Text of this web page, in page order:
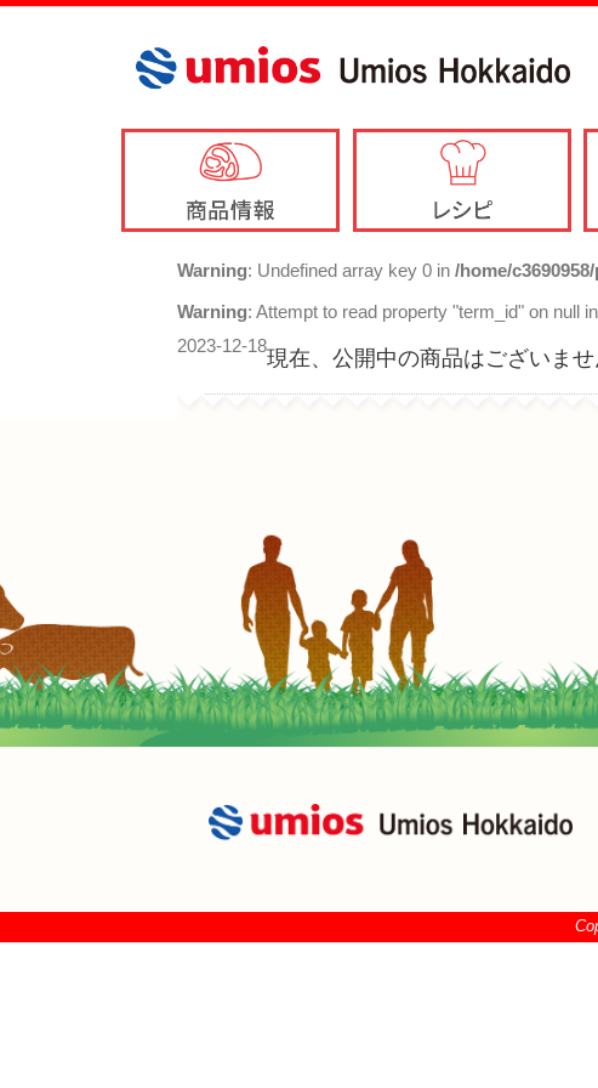
Warning: Undefined array key 0 in /home/
Warning: Attempt to read property "term_id" on null in
2023-12-18現在、公開中の商品はございませ